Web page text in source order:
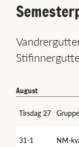
August
Tirsdag 27
31-1 NM-